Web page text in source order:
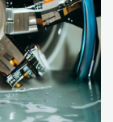
الكهربائية
لإصلاح
بخدمة
صيانة مؤهل.